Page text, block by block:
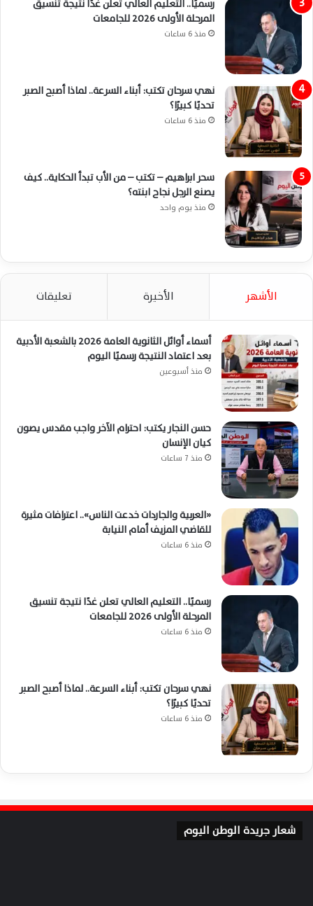
رسميًا.. التعليم العالي تعلن غدًا نتيجة تنسيق
المرحلة الأولى 2026 للجامعات
منذ 6 ساعات
نهي سرحان تكتب: أبناء السرعة.. لماذا أصبح الصبر
تحديًا كبيرًا؟
منذ 6 ساعات
سحر ابراهيم – تكتب – من الأب تبدأ الحكاية.. كيف
يصنع الرجل نجاح ابنته؟
منذ يوم واحد
الأشهر الأخيرة تعليقات
أسماء أوائل الثانوية العامة 2026 بالشعبة الأدبية
بعد اعتماد النتيجة رسميًا اليوم
منذ أسبوعين
حسن النجار يكتب: احترام الآخر واجب مقدس يصون
كيان الإنسان
منذ 7 ساعات
«العربية والجاردات خدعت الناس».. اعترافات مثيرة
للقاضي المزيف أمام النيابة
منذ 6 ساعات
رسميًا.. التعليم العالي تعلن غدًا نتيجة تنسيق
المرحلة الأولى 2026 للجامعات
منذ 6 ساعات
نهي سرحان تكتب: أبناء السرعة.. لماذا أصبح الصبر
تحديًا كبيرًا؟
منذ 6 ساعات
شعار جريدة الوطن اليوم